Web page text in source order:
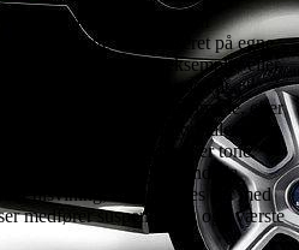
at advare om brug af
skal dette være baseret på egne
med konkrete eksempler eller
af denne karakter uden at
har fået mulighed for genmæle, efter
skal leve op til formålet med
og skal holdes i en sober tone.
eller fremføres ubegrundede
tilsvining, sanktioneres der med
medfører suspendering og i værste